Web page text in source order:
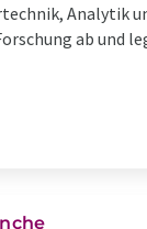
Analytik
ab und